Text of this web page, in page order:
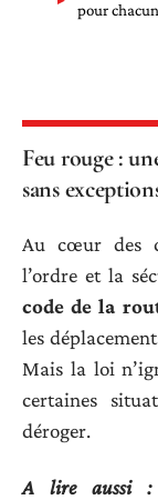
pour chacun
Feu rouge :
sans
Au cœur des
l’ordre et la
code de la
les
Mais la loi
certaines
déroger.
A lire aussi :